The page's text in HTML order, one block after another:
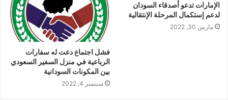
الإمارات تدعو أصدقاء السودان
لدعم إستكمال المرحلة الإنتقالية
مارس 30, 2022
فشل اجتماع دعت له سفارات
الرباعية في منزل السفير السعودي
بين المكونات السودانية
سبتمبر 4, 2022